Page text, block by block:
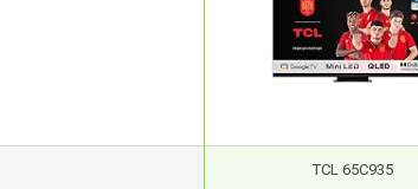
TCL 65C935